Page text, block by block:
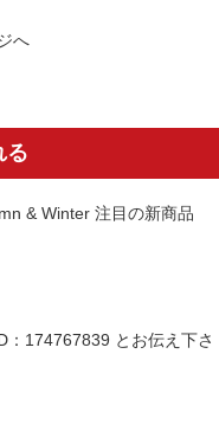
る
：174767839 とお伝え下さ